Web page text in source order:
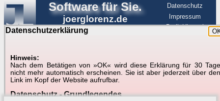
Datenschutzerklärung
Hinweis:
Nach dem Betätigen von »OK« wird diese Erklärung für 30 Tage
nicht mehr automatisch erscheinen. Sie ist aber jederzeit über den
Link im Kopf der Website aufrufbar.
Datenschutz - Grundlegendes
Software für Sie.
joerglorenz.de
Datenschutz
Impressum
BerlinHimmel
Suche in Beispielen und Tipps zu Excel und
VBA